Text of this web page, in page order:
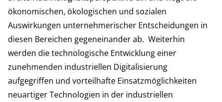
ökonomischen, ökologischen und sozialen
Auswirkungen unternehmerischer Entscheidungen in
diesen Bereichen gegeneinander ab. Weiterhin
werden die technologische Entwicklung einer
zunehmenden industriellen Digitalisierung
aufgegriffen und vorteilhafte Einsatzmöglichkeiten
neuartiger Technologien in der industriellen